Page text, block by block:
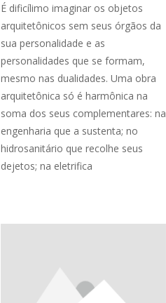
É dificílimo imaginar os objetos
arquitetônicos sem seus órgãos da
sua personalidade e as
personalidades que se formam,
mesmo nas dualidades. Uma obra
arquitetônica só é harmônica na
soma dos seus complementares: na
engenharia que a sustenta; no
hidrosanitário que recolhe seus
dejetos; na eletrifica